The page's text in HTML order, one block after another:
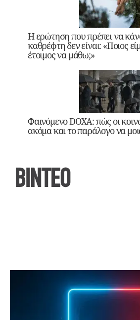
Η ερώτηση που πρέπει να
καθρέφτη δεν είναι: «Ποιος
έτοιμος να μάθω;»
Φαινόμενο DOXA: πώς οι
ακόμα και το παράλογο να
ΒΙΝΤΕΟ